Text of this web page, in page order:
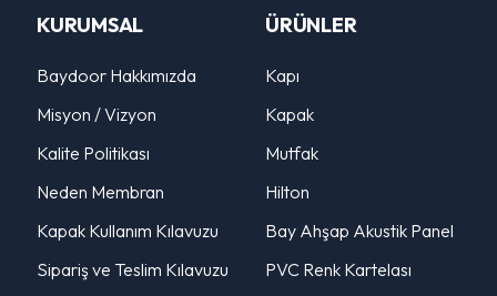
KURUMSAL
Baydoor Hakkımızda
Misyon / Vizyon
Kalite Politikası
Neden Membran
Kapak Kullanım Kılavuzu
Sipariş ve Teslim Kılavuzu
ÜRÜNLER
Kapı
Kapak
Mutfak
Hilton
Bay Ahşap Akustik Panel
PVC Renk Kartelası